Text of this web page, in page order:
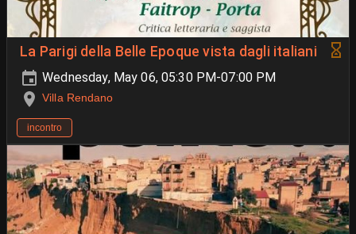
La Parigi della Belle Epoque vista dagli italiani
Wednesday, May 06, 05:30 PM-07:00 PM
Villa Rendano
incontro